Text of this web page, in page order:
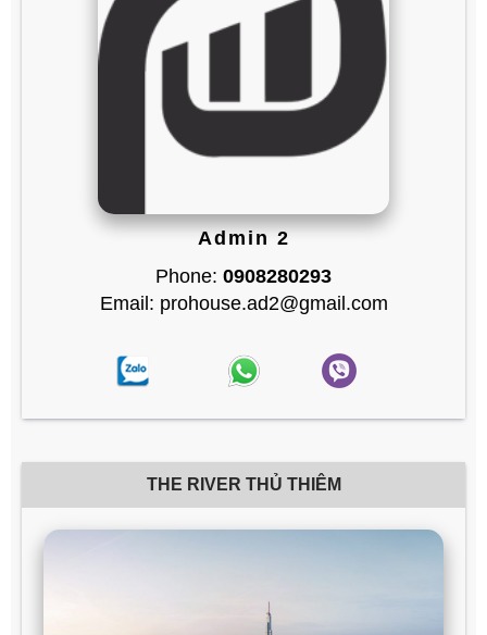
Admin 2
Phone: 0908280293
Email: prohouse.ad2@gmail.com
THE RIVER THỦ THIÊM